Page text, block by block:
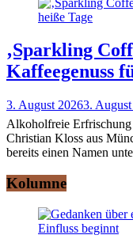
‚Sparkling
Kaffeegenuss
3. August 20263.
Alkoholfreie
Christian Kloss aus
bereits einen Namen
Kolumne